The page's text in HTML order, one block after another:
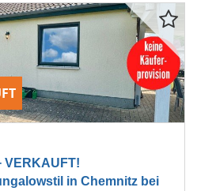
VERKAUFT!
in Chemnitz bei